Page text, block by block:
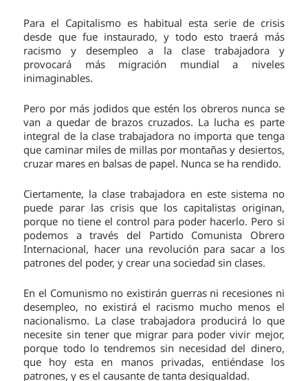
Para el Capitalismo es habitual esta serie de crisis
desde que fue instaurado, y todo esto traerá más
racismo y desempleo a la clase trabajadora y
provocará más migración mundial a niveles
inimaginables.
Pero por más jodidos que estén los obreros nunca se
van a quedar de brazos cruzados. La lucha es parte
integral de la clase trabajadora no importa que tenga
que caminar miles de millas por montañas y desiertos,
cruzar mares en balsas de papel. Nunca se ha rendido.
Ciertamente, la clase trabajadora en este sistema no
puede parar las crisis que los capitalistas originan,
porque no tiene el control para poder hacerlo. Pero si
podemos a través del Partido Comunista Obrero
Internacional, hacer una revolución para sacar a los
patrones del poder, y crear una sociedad sin clases.
En el Comunismo no existirán guerras ni recesiones ni
desempleo, no existirá el racismo mucho menos el
nacionalismo. La clase trabajadora producirá lo que
necesite sin tener que migrar para poder vivir mejor,
porque todo lo tendremos sin necesidad del dinero,
que hoy esta en manos privadas, entiéndase los
patrones, y es el causante de tanta desigualdad.